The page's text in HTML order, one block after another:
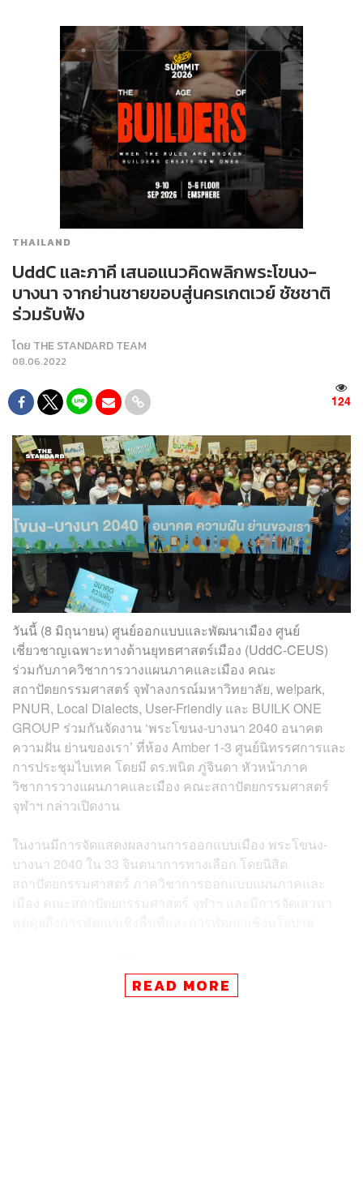
THAILAND
UddC และภาคี เสนอแนวคิดพลิกพระโขนง-
บางนา จากย่านชายขอบสู่นครเกตเวย์ ชัชชาติ
ร่วมรับฟัง
โดย THE STANDARD TEAM
08.06.2022
124
วันนี้ (8 มิถุนายน) ศูนย์ออกแบบและพัฒนาเมือง ศูนย์
เชี่ยวชาญเฉพาะทางด้านยุทธศาสตร์เมือง (UddC-CEUS)
ร่วมกับภาควิชาการวางแผนภาคและเมือง คณะ
สถาปัตยกรรมศาสตร์ จุฬาลงกรณ์มหาวิทยาลัย, we!park,
PNUR, Local Dialects, User-Friendly และ BUILK ONE
GROUP ร่วมกันจัดงาน ‘พระโขนง-บางนา 2040 อนาคต
ความฝัน ย่านของเรา’ ที่ห้อง Amber 1-3 ศูนย์นิทรรศการและ
การประชุมไบเทค โดยมี ดร.พนิต ภู่จินดา หัวหน้าภาค
วิชาการวางแผนภาคและเมือง คณะสถาปัตยกรรมศาสตร์
จุฬาฯ กล่าวเปิดงาน
ในงานมีการจัดแสดงผลงานการออกแบบเมือง พระโขนง-
บางนา 2040 ใน 33 จินตนาการทางเลือก โดยนิสิต
สถาปัตยกรรมศาสตร์ ภาควิชาการออกแบบแผนภาคและ
เมือง คณะสถาปัตยกรรมศาสตร์ จุฬาฯ และมีการจัดเสวนา
ย่านพระโขนง-บางนา’ เพื่อพัฒนาพื้นที่โดย 3 ผู้เชี่ยวชาญ
READ MORE